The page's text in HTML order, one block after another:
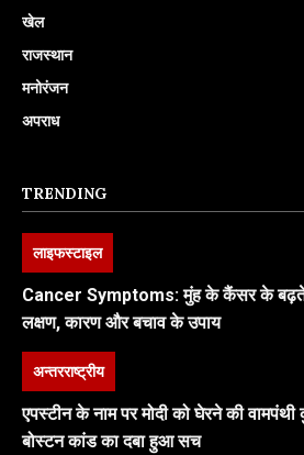
खेल
राजस्थान
मनोरंजन
अपराध
TRENDING
लाइफस्टाइल
Cancer Symptoms: मुंह के कैंसर के बढ़ते
लक्षण, कारण और बचाव के उपाय
अन्तरराष्ट्रीय
एपस्टीन के नाम पर मोदी को घेरने की
बोस्टन कांड का दबा हुआ सच